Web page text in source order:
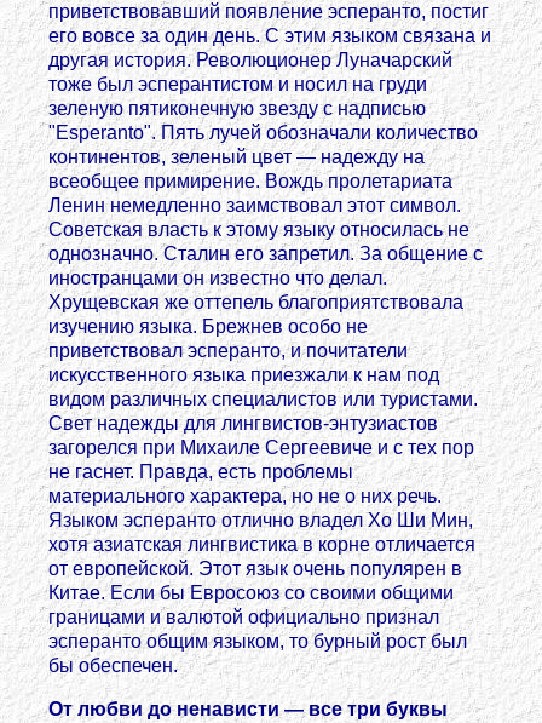
приветствовавший появление эсперанто, постиг
его вовсе за один день. С этим языком связана и
другая история. Революционер Луначарский
тоже был эсперантистом и носил на груди
зеленую пятиконечную звезду с надписью
"Еsperanto". Пять лучей обозначали количество
континентов, зеленый цвет — надежду на
всеобщее примирение. Вождь пролетариата
Ленин немедленно заимствовал этот символ.
Советская власть к этому языку относилась не
однозначно. Сталин его запретил. За общение с
иностранцами он известно что делал.
Хрущевская же оттепель благоприятствовала
изучению языка. Брежнев особо не
приветствовал эсперанто, и почитатели
искусственного языка приезжали к нам под
видом различных специалистов или туристами.
Свет надежды для лингвистов-энтузиастов
загорелся при Михаиле Сергеевиче и с тех пор
не гаснет. Правда, есть проблемы
материального характера, но не о них речь.
Языком эсперанто отлично владел Хо Ши Мин,
хотя азиатская лингвистика в корне отличается
от европейской. Этот язык очень популярен в
Китае. Если бы Eвросоюз со своими общими
границами и валютой официально признал
эсперанто общим языком, то бурный рост был
бы обеспечен.
От любви до ненависти — все три буквы